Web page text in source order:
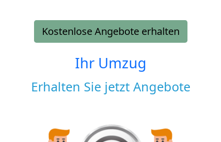
Kostenlose Angebote erhalten
Ihr Umzug
Erhalten Sie jetzt Angebote